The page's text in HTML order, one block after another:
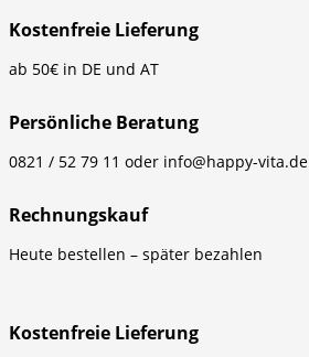
Kostenfreie Lieferung
ab 50€ in DE und AT
Persönliche Beratung
0821 / 52 79 11 oder info@happy-vita.de
Rechnungskauf
Heute bestellen – später bezahlen
Kostenfreie Lieferung